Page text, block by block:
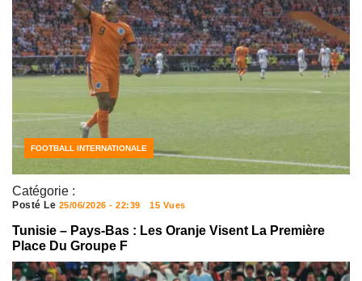
Catégorie :
FOOTBALL AFRICAIN
FOOTBALL INTERNATIONALE
Posté Le 25/06/2026 - 22:39 15 Vues
Tunisie – Pays-Bas : Les Oranje Visent La Première
Place Du Groupe F